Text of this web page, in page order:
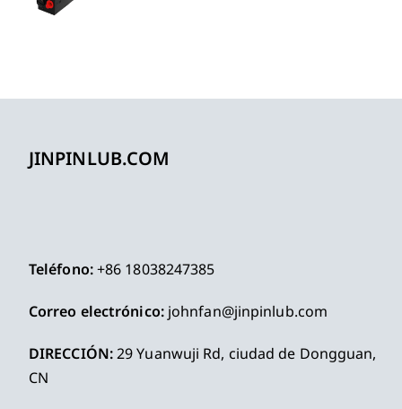
JINPINLUB.COM
Teléfono:+86 18038247385
Correo electrónico: johnfan@jinpinlub.com
DIRECCIÓN:29 Yuanwuji Rd, ciudad de Dongguan,
CN